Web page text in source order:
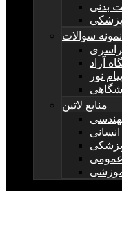
بدنی
نمونه سوالات
آزاد
نور
منابع لاتین
پزشکی
عمومی